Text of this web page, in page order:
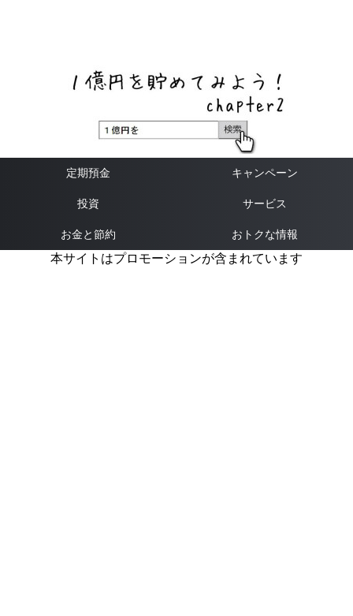
定期預金 キャンペーン
投資 サービス
お金と節約 おトクな情報
本サイトはプロモーションが含まれています